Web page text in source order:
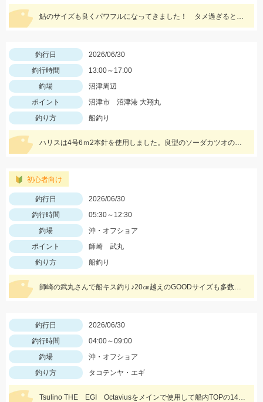
鮎のサイズも良くパワフルになってきました！ タメ過ぎると身切れしますのでパワー系の針で止めるか？抜きを早目に行った方がいいかと思います。今後パワー系の竿が必要になりそうです
釣行日
2026/06/30
釣行時間
13:00～17:00
釣場
沼津周辺
ポイント
沼津市 沼津港 大翔丸
釣り方
船釣り
ハリスは4号6ｍ2本針を使用しました。良型のソーダカツオの回遊もあり仕掛けの消費が多いので予備は多めに用意したほうが良いです。
初心者向け
釣行日
2026/06/30
釣行時間
05:30～12:30
釣場
沖・オフショア
ポイント
師崎 武丸
釣り方
船釣り
師崎の武丸さんで船キス釣り♪20㎝越えのGOODサイズも多数混じり数、型共に狙えますよ！！仕掛けは師崎沖限定船キス仕掛け7号がオススメ☆彡
釣行日
2026/06/30
釣行時間
04:00～09:00
釣場
沖・オフショア
釣り方
タコテンヤ・エギ
Tsulino THE EGI Octaviusをメインで使用して船内TOPの14杯の釣果。 今年はまだまだタコ釣れています。